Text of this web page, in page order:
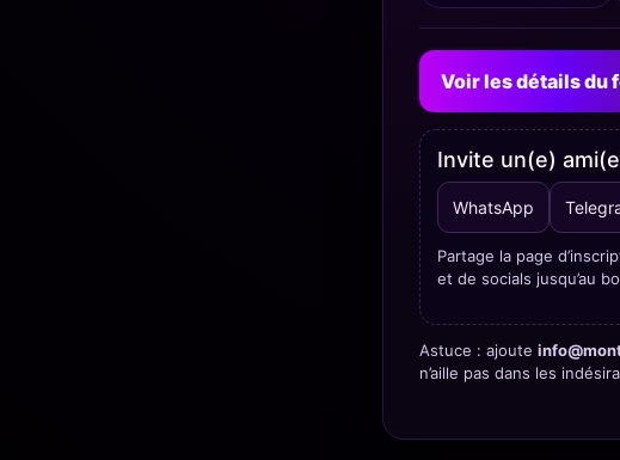
Voir les détails du
Invite un(e)
WhatsApp
Partage la page
et de socials jusqu’au
Astuce : ajoute
n’aille pas dans les